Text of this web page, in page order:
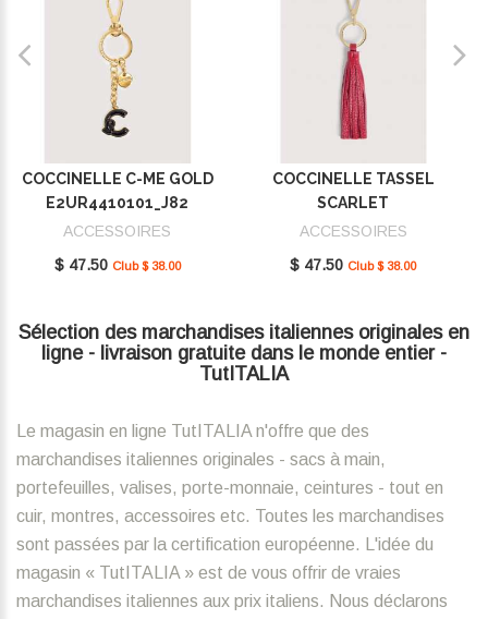
COCCINELLE C-ME GOLD
E2UR4410101_J82
ACCESSOIRES
$ 47.50 Club $ 38.00
COCCINELLE TASSEL
SCARLET
E2MU0410101_R02
ACCESSOIRES
$ 47.50 Club $ 38.00
Sélection des marchandises italiennes originales en
ligne - livraison gratuite dans le monde entier -
TutITALIA
Le magasin en ligne TutITALIA n'offre que des
marchandises italiennes originales - sacs à main,
portefeuilles, valises, porte-monnaie, ceintures - tout en
cuir, montres, accessoires etc. Toutes les marchandises
sont passées par la certification européenne. L'idée du
magasin « TutITALIA » est de vous offrir de vraies
marchandises italiennes aux prix italiens. Nous déclarons